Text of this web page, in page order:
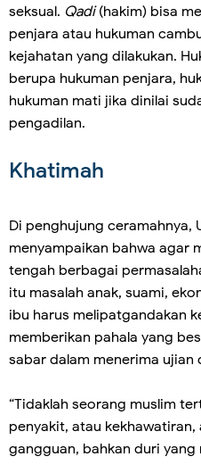
seksual. Qadi(hakim) bisa
penjara atau hukuman
kejahatan yang dilakukan.
berupa hukuman penjara,
hukuman mati jika dinilai
pengadilan.
Khatimah
Di penghujung ceramahnya,
menyampaikan bahwa agar
tengah berbagai
itu masalah anak, suami,
ibu harus melipatgandakan
memberikan pahala yang
sabar dalam menerima ujian
“Tidaklah seorang muslim
penyakit, atau kekhawatiran,
gangguan, bahkan duri yang